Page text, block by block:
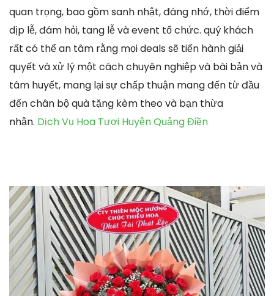
quan trọng, bao gồm sanh nhật, đáng nhớ, thời điểm
dịp lễ, đám hỏi, tang lễ và event tổ chức. quý khách
rất có thể an tâm rằng mọi deals sẽ tiến hành giải
quyết và xử lý một cách chuyên nghiệp và bài bản và
tâm huyết, mang lại sự chấp thuận mang đến từ đầu
đến chân bộ quà tặng kèm theo và bạn thừa
nhận. Dịch Vụ Hoa Tươi Huyện Quảng Điền